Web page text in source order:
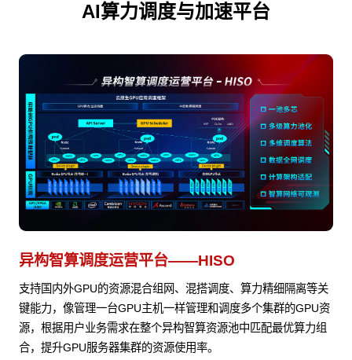
AI算力调度与加速平台
异构智算调度运营平台——HISO
支持国内外GPU的资源混合组网、混搭调度、算力精细隔离等关
键能力，像管理一台GPU主机一样管理和调度多个集群的GPU资
源，根据用户业务需求在整个异构智算资源池中匹配最优算力组
合，提升GPU服务器集群的资源使用率。